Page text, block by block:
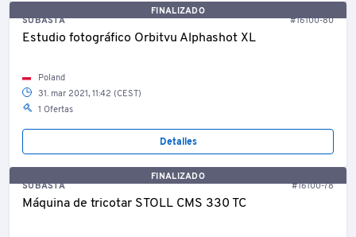
FINALIZADO
SUBASTA
#16100-80
Estudio fotográfico Orbitvu Alphashot XL
Poland
31. mar 2021, 11:42 (CEST)
1 Ofertas
Detalles
FINALIZADO
SUBASTA
#16100-78
Máquina de tricotar STOLL CMS 330 TC